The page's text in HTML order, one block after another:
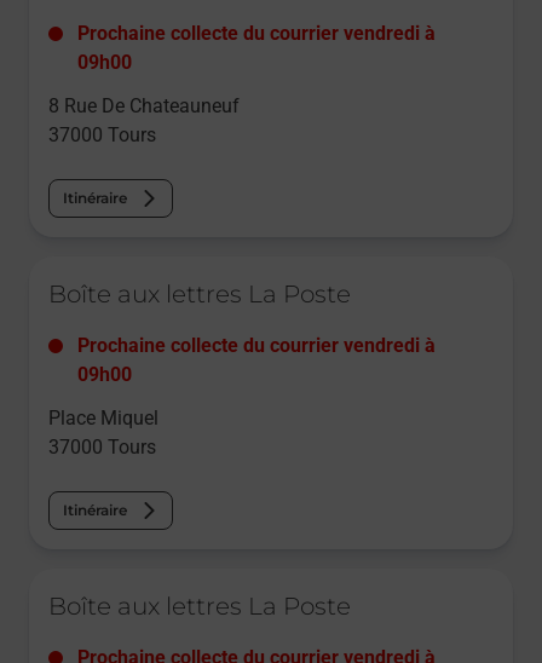
Prochaine collecte du courrier vendredi à
09h00
8 Rue De Chateauneuf
37000 Tours
Itinéraire
Boîte aux lettres La Poste
Prochaine collecte du courrier vendredi à
09h00
Place Miquel
37000 Tours
Itinéraire
Boîte aux lettres La Poste
Prochaine collecte du courrier vendredi à